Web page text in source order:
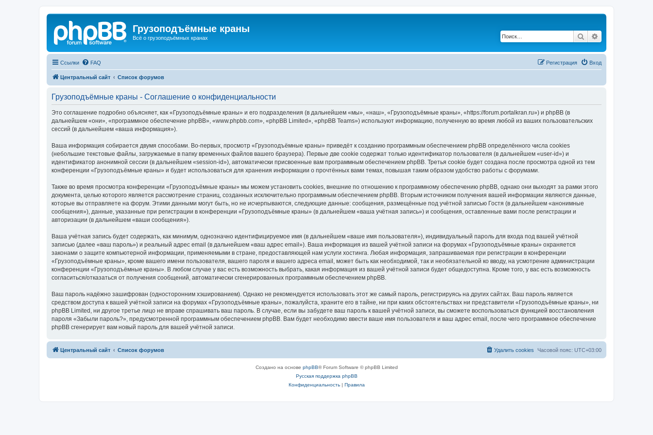
Грузоподъёмные краны
Всё о грузоподъёмных кранах Поиск
Ссылки FAQ Вход
Регистрация
Центральный сайт Список форумов
Грузоподъёмные краны - Соглашение о конфиденциальности
Это соглашение подробно объясняет, как «Грузоподъёмные краны» и его подразделения (в дальнейшем «мы», «наш», «Грузоподъёмные краны», «https://forum.portalkran.ru») и phpBB (в
дальнейшем «они», «программное обеспечение phpBB», «www.phpbb.com», «phpBB Limited», «phpBB Teams») используют информацию, полученную во время любой из ваших пользовательских
сессий (в дальнейшем «ваша информация»).
Ваша информация собирается двумя способами. Во-первых, просмотр «Грузоподъёмные краны» приведёт к созданию программным обеспечением phpBB определённого числа cookies
(небольшие текстовые файлы, загружаемые в папку временных файлов вашего браузера). Первые две cookie содержат только идентификатор пользователя (в дальнейшем «user-id») и
идентификатор анонимной сессии (в дальнейшем «session-id»), автоматически присвоенные вам программным обеспечением phpBB. Третья cookie будет создана после просмотра одной из тем
конференции «Грузоподъёмные краны» и будет использоваться для хранения информации о прочтённых вами темах, повышая таким образом удобство работы с форумами.
Также во время просмотра конференции «Грузоподъёмные краны» мы можем установить cookies, внешние по отношению к программному обеспечению phpBB, однако они выходят за рамки этого
документа, целью которого является рассмотрение страниц, созданных исключительно программным обеспечением phpBB. Вторым источником получения вашей информации являются данные,
которые вы отправляете на форум. Этими данными могут быть, но не исчерпываются, следующие данные: сообщения, размещённые под учётной записью Гостя (в дальнейшем «анонимные
сообщения»), данные, указанные при регистрации в конференции «Грузоподъёмные краны» (в дальнейшем «ваша учётная запись») и сообщения, оставленные вами после регистрации и
авторизации (в дальнейшем «ваши сообщения»).
Ваша учётная запись будет содержать, как минимум, однозначно идентифицируемое имя (в дальнейшем «ваше имя пользователя»), индивидуальный пароль для входа под вашей учётной
записью (далее «ваш пароль») и реальный адрес email (в дальнейшем «ваш адрес email»). Ваша информация из вашей учётной записи на форумах «Грузоподъёмные краны» охраняется
законами о защите компьютерной информации, применяемыми в стране, предоставляющей нам услуги хостинга. Любая информация, запрашиваемая при регистрации в конференции
«Грузоподъёмные краны», кроме вашего имени пользователя, вашего пароля и вашего адреса email, может быть как необходимой, так и необязательной ко вводу, на усмотрение администрации
конференции «Грузоподъёмные краны». В любом случае у вас есть возможность выбрать, какая информация из вашей учётной записи будет общедоступна. Кроме того, у вас есть возможность
согласиться/отказаться от получения сообщений, автоматически сгенерированных программным обеспечением phpBB.
Ваш пароль надёжно зашифрован (односторонним хэшированием). Однако не рекомендуется использовать этот же самый пароль, регистрируясь на других сайтах. Ваш пароль является
средством доступа к вашей учётной записи на форумах «Грузоподъёмные краны», пожалуйста, храните его в тайне, ни при каких обстоятельствах ни представители «Грузоподъёмные краны», ни
phpBB Limited, ни другое третье лицо не вправе спрашивать ваш пароль. В случае, если вы забудете ваш пароль к вашей учётной записи, вы сможете воспользоваться функцией восстановления
пароля «Забыли пароль?», предусмотренной программным обеспечением phpBB. Вам будет необходимо ввести ваше имя пользователя и ваш адрес email, после чего программное обеспечение
phpBB сгенерирует вам новый пароль для вашей учётной записи.
Центральный сайт Список форумов Часовой пояс: UTC+03:00
Удалить cookies
Создано на основе phpBB® Forum Software © phpBB Limited
Русская поддержка phpBB
Конфиденциальность| Правила